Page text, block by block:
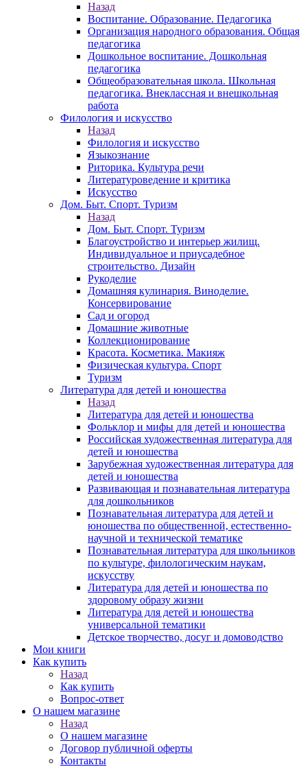
Назад
Воспитание. Образование. Педагогика
Организация народного образования. Общая
педагогика
Дошкольное воспитание. Дошкольная
педагогика
Общеобразовательная школа. Школьная
педагогика. Внеклассная и внешкольная
работа
Филология и искусство
Назад
Филология и искусство
Языкознание
Риторика. Культура речи
Литературоведение и критика
Искусство
Дом. Быт. Спорт. Туризм
Назад
Дом. Быт. Спорт. Туризм
Благоустройство и интерьер жилищ.
Индивидуальное и приусадебное
строительство. Дизайн
Рукоделие
Домашняя кулинария. Виноделие.
Консервирование
Сад и огород
Домашние животные
Коллекционирование
Красота. Косметика. Макияж
Физическая культура. Спорт
Туризм
Литература для детей и юношества
Назад
Литература для детей и юношества
Фольклор и мифы для детей и юношества
Российская художественная литература для
детей и юношества
Зарубежная художественная литература для
детей и юношества
Развивающая и познавательная литература
для дошкольников
Познавательная литература для детей и
юношества по общественной, естественно-
научной и технической тематике
Познавательная литература для школьников
по культуре, филологическим наукам,
искусству
Литература для детей и юношества по
здоровому образу жизни
Литература для детей и юношества
универсальной тематики
Детское творчество, досуг и домоводство
Мои книги
Как купить
Назад
Как купить
Вопрос-ответ
О нашем магазине
Назад
О нашем магазине
Договор публичной оферты
Контакты